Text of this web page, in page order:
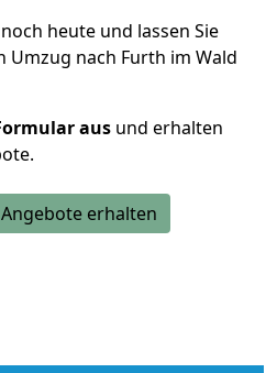
heute und lassen Sie
Umzug nach Furth im Wald
aus und erhalten
erhalten